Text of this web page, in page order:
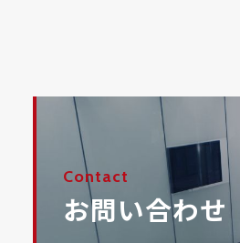
Contact
お問い合わせ